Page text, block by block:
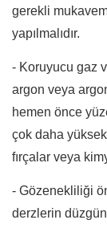
gerekli
yapılmalıdır.
- Koruyucu gaz
argon veya
hemen önce
çok daha
fırçalar veya
- Gözenekliliği
derzlerin